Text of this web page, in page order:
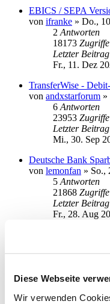
Diese Webseite
Wir verwenden
EBICS / SEPA
von ifranke » Do.,
2 Antworten
18173 Zugriffe
Letzter Beitrag
Fr., 11. Dez
TransferWise -
von andxstarforum »
6 Antworten
23953 Zugriffe
Letzter Beitrag
Mi., 30. Sep
Deutsche Bank
von lemonfan » So.,
5 Antworten
21868 Zugriffe
Letzter Beitrag
Fr., 28. Aug
3Antworten
Letzter